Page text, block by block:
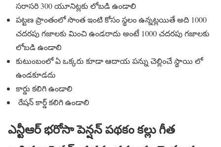
సరాసరి 300 యూనిట్లకు లోబడి ఉండాలి
పట్టణ ప్రాంతంలో సొంత ఇంటి కోసం స్థలం ఉన్నట్లయితే అది 1000
చదరపు గజాలకు మించి ఉండరాదు అంటే 1000 చదరపు గజాలకు
లోబడి ఉండాలి
కుటుంబంలో ఏ ఒక్కరు కూడా ఆదాయ పన్ను చెల్లించే స్థాయి లో
ఉండకూడదు
కార్డు కలిగి ఉండాలి
రేషన్ కార్డ్ కలిగి ఉండాలి
ఎన్టీఆర్ భరోసా పెన్షన్ పథకం కల్లు గీత